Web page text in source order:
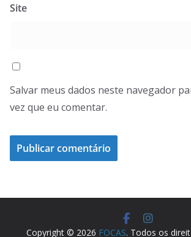
Site
Salvar meus dados neste navegador
vez que eu comentar.
Copyright © 2026 FOCAS. Todos os